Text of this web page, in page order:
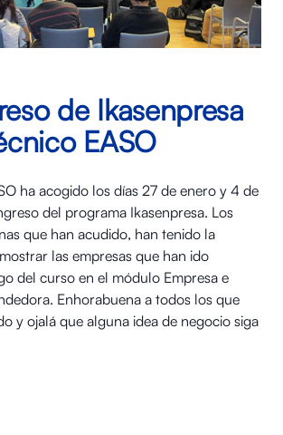
de Ikasenpresa
EASO
ha acogido los días 27 de enero y 4 de
del programa Ikasenpresa. Los
que han acudido, han tenido la
las empresas que han ido
del curso en el módulo Empresa e
Enhorabuena a todos los que
y ojalá que alguna idea de negocio siga